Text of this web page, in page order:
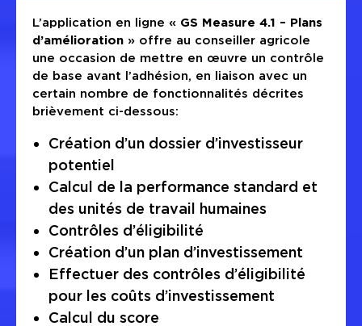
L’application en ligne « GS Measure 4.1 – Plans
d’amélioration » offre au conseiller agricole
une occasion de mettre en œuvre un contrôle
de base avant l’adhésion, en liaison avec un
certain nombre de fonctionnalités décrites
brièvement ci-dessous:
Création d’un dossier d’investisseur
potentiel
Calcul de la performance standard et
des unités de travail humaines
Contrôles d’éligibilité
Création d’un plan d’investissement
Effectuer des contrôles d’éligibilité
pour les coûts d’investissement
Calcul du score